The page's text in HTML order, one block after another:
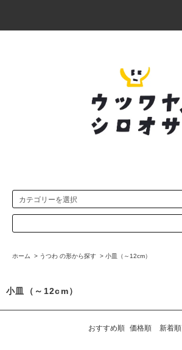
ホーム > うつわ の形から探す > 小皿（～12cm）
小皿（～12cm）
おすすめ順 価格順 新着順